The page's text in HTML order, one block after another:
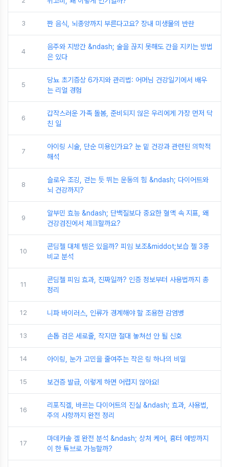
3 짠 음식, 뇌종양까지 부른다고요? 장내 미생물의 반란
4
음주와 지방간 &ndash; 술을 끊지 못해도 간을 지키는 방법
은 있다
5
당뇨 초기증상 6가지와 관리법: 어머님 건강일기에서 배우
는 리얼 경험
6
갑작스러운 가족 돌봄, 준비되지 않은 우리에게 가장 먼저 닥
친 일
7
아이링 시술, 단순 미용인가요? 눈 밑 건강과 관련된 의학적
해석
8
슬로우 조깅, 걷는 듯 뛰는 운동의 힘 &ndash; 다이어트와
뇌 건강까지?
9
알부민 효능 &ndash; 단백질보다 중요한 혈액 속 지표, 왜
건강검진에서 체크할까요?
10
콘딤젤 대체 템은 있을까? 피임 보조&middot;보습 젤 3종
비교 분석
11
콘딤젤 피임 효과, 진짜일까? 인증 정보부터 사용법까지 총
정리
12 니파 바이러스, 인류가 경계해야 할 조용한 감염병
13 손톱 검은 세로줄, 작지만 절대 놓쳐선 안 될 신호
14 아이링, 눈가 고민을 줄여주는 작은 링 하나의 비밀
15 보건증 발급, 이렇게 하면 어렵지 않아요!
16
리포직겔, 바르는 다이어트의 진실 &ndash; 효과, 사용법,
주의 사항까지 완전 정리
17
마데카솔 겔 완전 분석 &ndash; 상처 케어, 흉터 예방까지
이 한 튜브로 가능할까?